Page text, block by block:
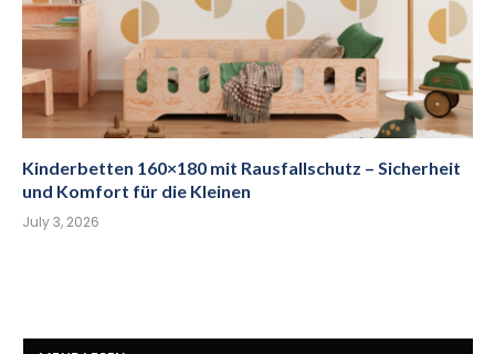
Kinderbetten 160×180 mit Rausfallschutz – Sicherheit
und Komfort für die Kleinen
July 3, 2026